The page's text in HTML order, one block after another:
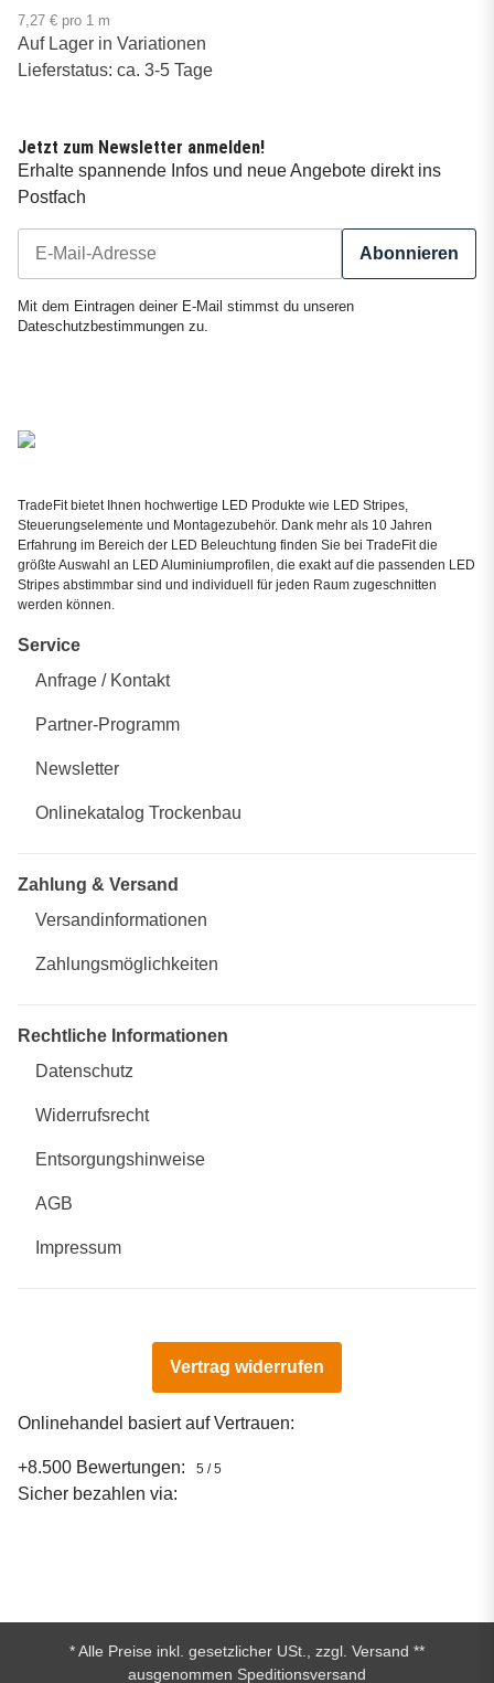
7,27 € pro 1 m
Auf Lager in Variationen
Lieferstatus: ca. 3-5 Tage
Jetzt zum Newsletter anmelden!
Erhalte spannende Infos und neue Angebote direkt ins
Postfach
Abonnieren
Mit dem Eintragen deiner E-Mail stimmst du unseren
Dateschutzbestimmungen zu.
TradeFit bietet Ihnen hochwertige LED Produkte wie LED Stripes,
Steuerungselemente und Montagezubehör. Dank mehr als 10 Jahren
Erfahrung im Bereich der LED Beleuchtung finden Sie bei TradeFit die
größte Auswahl an LED Aluminiumprofilen, die exakt auf die passenden LED
Stripes abstimmbar sind und individuell für jeden Raum zugeschnitten
werden können.
Service
Anfrage / Kontakt
Partner-Programm
Newsletter
Onlinekatalog Trockenbau
Zahlung & Versand
Versandinformationen
Zahlungsmöglichkeiten
Rechtliche Informationen
Datenschutz
Widerrufsrecht
Entsorgungshinweise
AGB
Impressum
Vertrag widerrufen
Onlinehandel basiert auf Vertrauen:
+8.500 Bewertungen: 5 / 5
Sicher bezahlen via:
* Alle Preise inkl. gesetzlicher USt., zzgl. Versand **
ausgenommen Speditionsversand